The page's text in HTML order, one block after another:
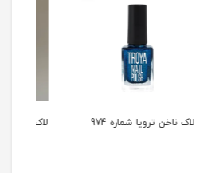
لاک ناخن ترویا شماره 964